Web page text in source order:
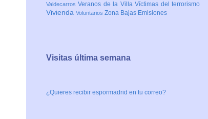
ValdecarrosVeranos de la VillaVíctimas del terrorismo
Vivienda Voluntarios Zona Bajas Emisiones
Visitas última semana
¿Quieres recibir espormadrid en tu correo?